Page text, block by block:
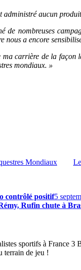
administré aucun
de nombreuses
a encore
carrière de la
mondiaux. »
Mondiaux
contrôlé positif5
Rufin chute à
sportifs à France
terrain de jeu !